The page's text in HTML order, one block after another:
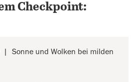
Checkpoint:
Sonne und Wolken bei milden